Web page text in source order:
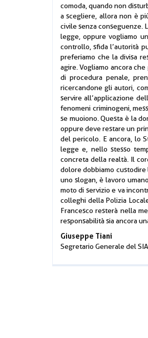
comoda, quando non
a scegliere, allora non è
civile senza conseguenze.
legge, oppure vogliamo
controllo, sfida l’autorità
preferiamo che la divisa
agire. Vogliamo ancora
di procedura penale,
ricercandone gli autori,
servire all’applicazione
fenomeni criminogeni,
se muoiono. Questa è la
oppure deve restare un
del pericolo. E ancora, lo
legge e, nello stesso
concreta della realtà. Il
dolore dobbiamo custodire
uno slogan, è lavoro
moto di servizio e va
colleghi della Polizia
Francesco resterà nella
responsabilità sia ancora
Giuseppe Tiani
Segretario Generale del